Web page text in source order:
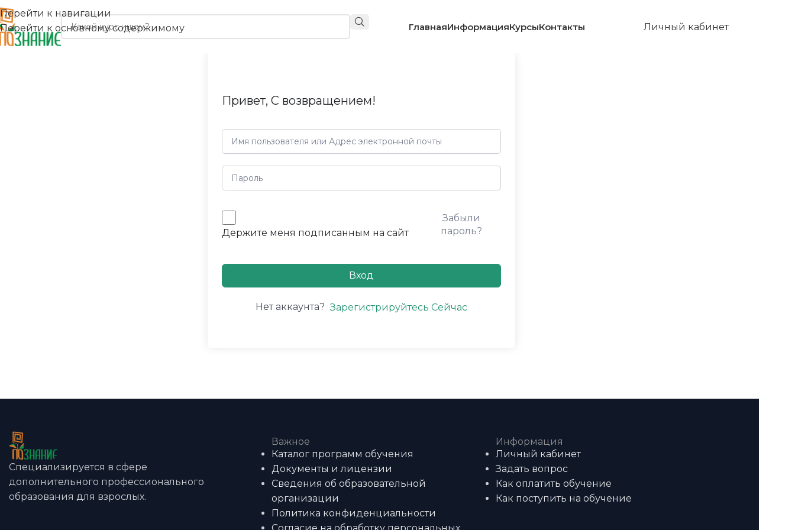
Перейти к навигации
Перейти к основному содержимому
ГлавнаяИнформацияКурсыКонтакты Личный кабинет
Привет, С возвращением!
Держите меня подписанным на сайт
Забыли
пароль?
Вход
Нет аккаунта? Зарегистрируйтесь Сейчас
Специализируется в сфере
дополнительного профессионального
образования для взрослых.
Важное
Каталог программ обучения
Документы и лицензии
Сведения об образовательной
организации
Политика конфиденциальности
Информация
Личный кабинет
Задать вопрос
Как оплатить обучение
Как поступить на обучение